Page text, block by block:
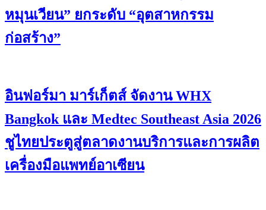
หมุนเวียน” ยกระดับ “อุตสาหกรรม
ก่อสร้าง”
อินฟอร์มา มาร์เก็ตส์ จัดงาน WHX
Bangkok และ Medtec Southeast Asia 2026
ชูไทยประตูสู่ตลาดงานบริการและการผลิต
เครื่องมือแพทย์อาเซียน